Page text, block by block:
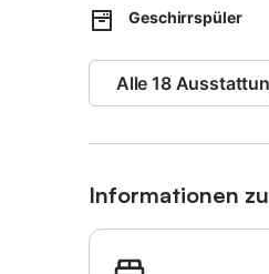
Zur Ferienwohnung
Für Ihre Räder gibt es
Zur Ferienwohnung
Der umlaufende Garten
Das Appartementhaus
Durch die
Geschirrspüler
Alle 18
Informationen